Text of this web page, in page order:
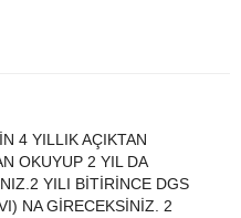
4 YILLIK AÇIKTAN
OKUYUP 2 YIL DA
YILI BİTİRİNCE DGS
NA GİRECEKSİNİZ. 2